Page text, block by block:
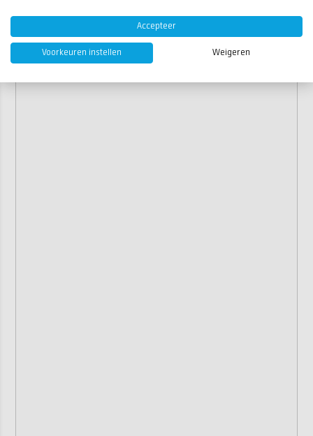
Accepteer
Voorkeuren instellen Weigeren